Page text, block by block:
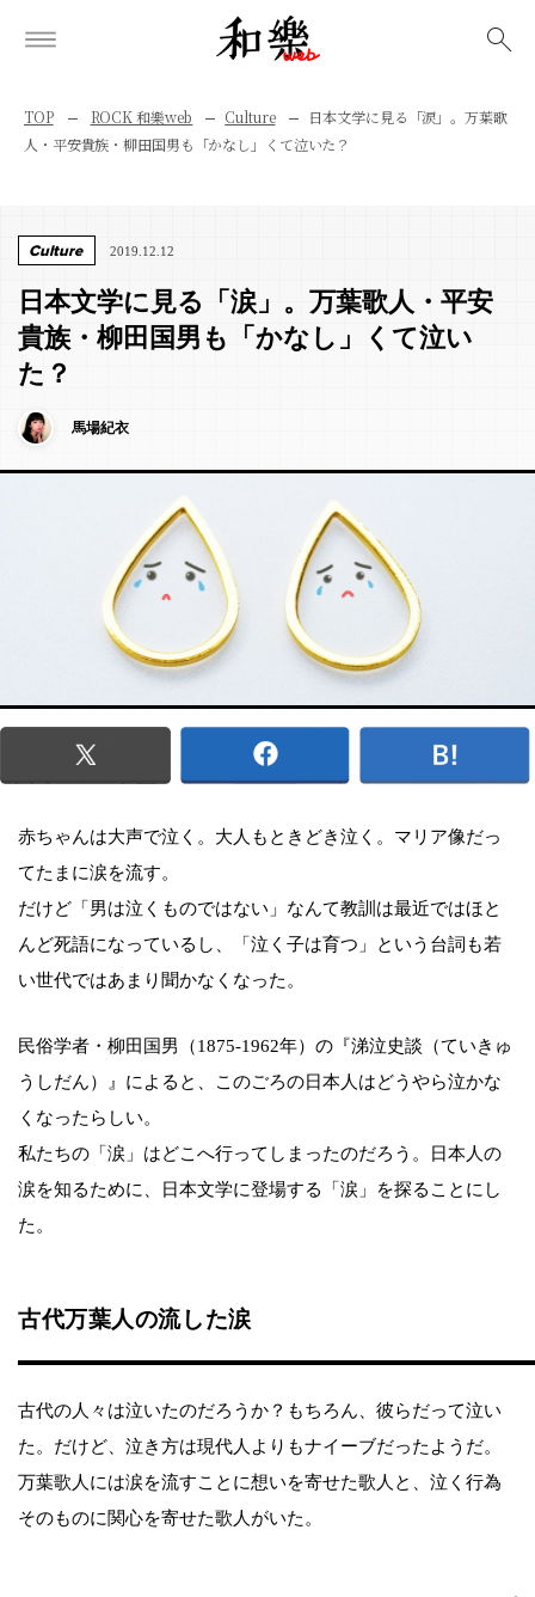
TOP ROCK 和樂web Culture
日本文学に見る「涙」。万葉歌
人・平安貴族・柳田国男も「かなし」くて泣いた？
Culture 2019.12.12
日本文学に見る「涙」。万葉歌人・平安
貴族・柳田国男も「かなし」くて泣い
た？
馬場紀衣
赤ちゃんは大声で泣く。大人もときどき泣く。マリア像だっ
てたまに涙を流す。
だけど「男は泣くものではない」なんて教訓は最近ではほと
んど死語になっているし、「泣く子は育つ」という台詞も若
い世代ではあまり聞かなくなった。
民俗学者・柳田国男（1875-1962年）の『涕泣史談（ていきゅ
うしだん）』によると、このごろの日本人はどうやら泣かな
くなったらしい。
私たちの「涙」はどこへ行ってしまったのだろう。日本人の
涙を知るために、日本文学に登場する「涙」を探ることにし
た。
古代万葉人の流した涙
古代の人々は泣いたのだろうか？もちろん、彼らだって泣い
た。だけど、泣き方は現代人よりもナイーブだったようだ。
万葉歌人には涙を流すことに想いを寄せた歌人と、泣く行為
そのものに関心を寄せた歌人がいた。